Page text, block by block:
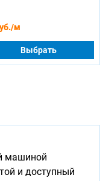
/м
Выбрать
машиной
и доступный